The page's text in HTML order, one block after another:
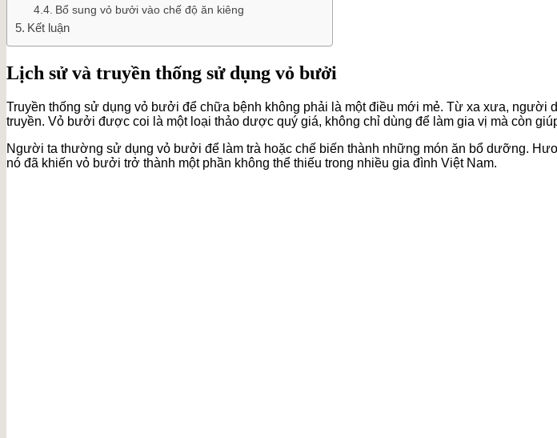
Bổ sung vỏ bưởi vào chế độ ăn kiêng
Kết luận
Lịch sử và truyền thống sử dụng vỏ bưởi
Truyền thống sử dụng vỏ bưởi để chữa bệnh không phải là một điều mới mẻ. Từ xa xưa, người
truyền. Vỏ bưởi được coi là một loại thảo dược quý giá, không chỉ dùng để làm gia vị mà còn
Người ta thường sử dụng vỏ bưởi để làm trà hoặc chế biến thành những món ăn bổ dưỡng.
nó đã khiến vỏ bưởi trở thành một phần không thể thiếu trong nhiều gia đình Việt Nam.